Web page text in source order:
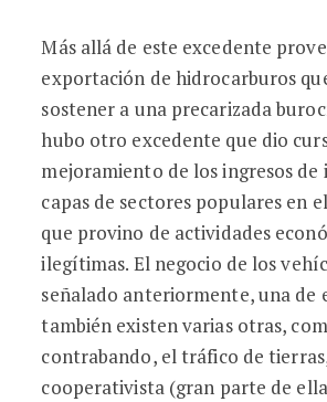
Más allá de este excedente
exportación de hidrocarburos
sostener a una precarizada
hubo otro excedente que dio
mejoramiento de los ingresos
capas de sectores populares en
que provino de actividades
ilegítimas. El negocio de los
señalado anteriormente, una de
también existen varias otras,
contrabando, el tráfico de
cooperativista (gran parte de